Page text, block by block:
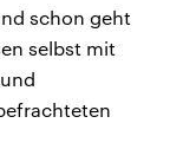
schon geht
selbst mit